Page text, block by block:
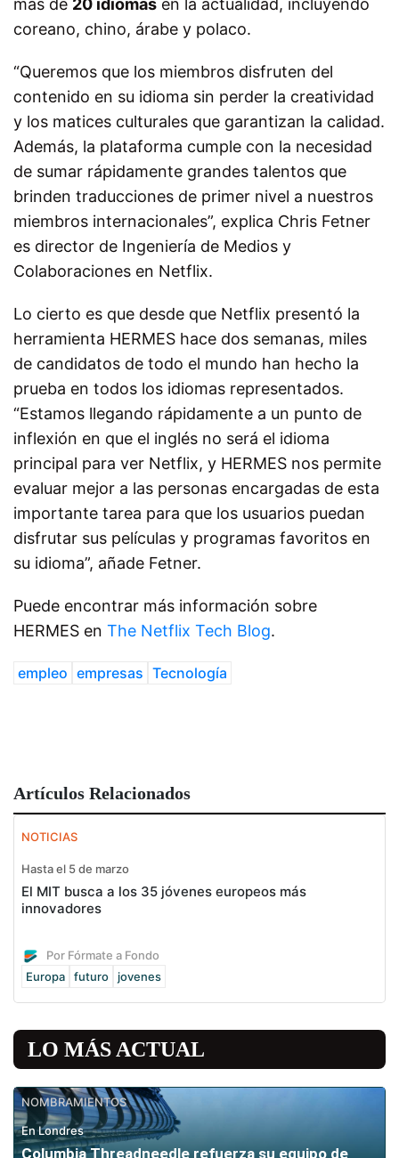
coreano, chino, árabe y polaco.
“Queremos que los miembros disfruten del
contenido en su idioma sin perder la creatividad
y los matices culturales que garantizan la calidad.
Además, la plataforma cumple con la necesidad
de sumar rápidamente grandes talentos que
brinden traducciones de primer nivel a nuestros
miembros internacionales”, explica Chris Fetner
es director de Ingeniería de Medios y
Colaboraciones en Netflix.
Lo cierto es que desde que Netflix presentó la
herramienta HERMES hace dos semanas, miles
de candidatos de todo el mundo han hecho la
prueba en todos los idiomas representados.
“Estamos llegando rápidamente a un punto de
inflexión en que el inglés no será el idioma
principal para ver Netflix, y HERMES nos permite
evaluar mejor a las personas encargadas de esta
importante tarea para que los usuarios puedan
disfrutar sus películas y programas favoritos en
su idioma”, añade Fetner.
Puede encontrar más información sobre
HERMES en The Netflix Tech Blog.
empleo empresas Tecnología
Artículos Relacionados
NOTICIAS
Hasta el 5 de marzo
El MIT busca a los 35 jóvenes europeos más
innovadores
Por Fórmate a Fondo
Europa
futuro jovenes
LO MÁS ACTUAL
NOMBRAMIENTOS
En Londres
Columbia Threadneedle refuerza su equipo de